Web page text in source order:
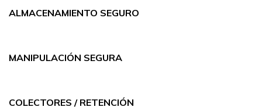
ALMACENAMIENTO SEGURO
MANIPULACIÓN SEGURA
COLECTORES / RETENCIÓN